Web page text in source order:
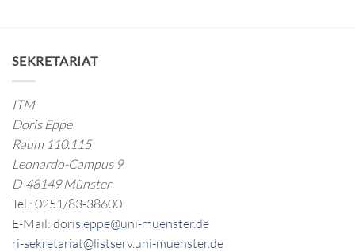
SEKRETARIAT
ITM
Doris Eppe
Raum 110.115
Leonardo-Campus 9
D-48149 Münster
Tel.: 0251/83-38600
E-Mail: doris.eppe@uni-muenster.de
ri-sekretariat@listserv.uni-muenster.de